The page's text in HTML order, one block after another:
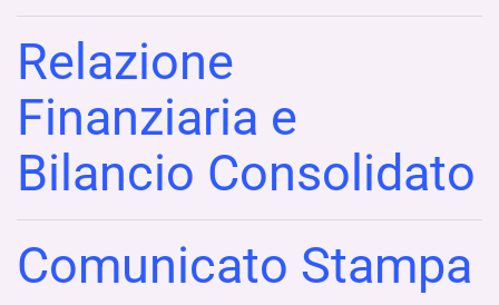
Relazione
Finanziaria e
Bilancio Consolidato
Comunicato Stampa